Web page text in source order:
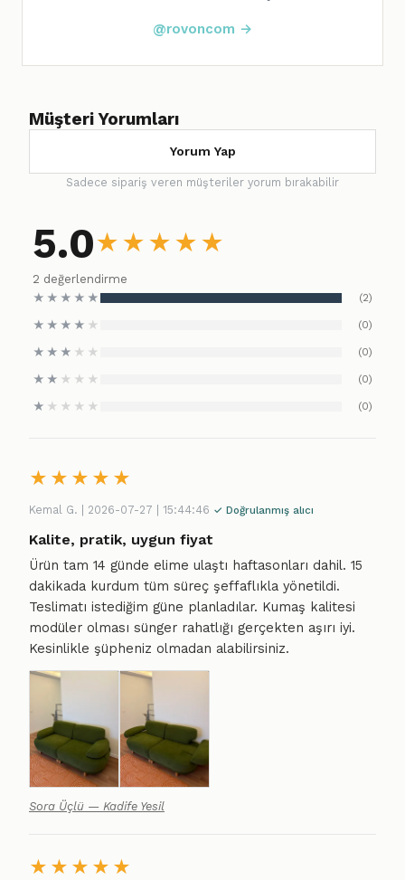
@rovoncom →
Müşteri Yorumları
Yorum Yap
Sadece sipariş veren müşteriler yorum bırakabilir
5.0★ ★ ★ ★ ★
2 değerlendirme
★ ★ ★ ★ ★ (2)
★ ★ ★ ★ ★ (0)
★ ★ ★ ★ ★ (0)
★ ★ ★ ★ ★ (0)
★ ★ ★ ★ ★ (0)
★ ★ ★ ★ ★
Kemal G. | 2026-07-27 | 15:44:46 ✓ Doğrulanmış alıcı
Kalite, pratik, uygun fiyat
Ürün tam 14 günde elime ulaştı haftasonları dahil. 15
dakikada kurdum tüm süreç şeffaflıkla yönetildi.
Teslimatı istediğim güne planladılar. Kumaş kalitesi
modüler olması sünger rahatlığı gerçekten aşırı iyi.
Kesinlikle şüpheniz olmadan alabilirsiniz.
Sora Üçlü — Kadife Yesil
★ ★ ★ ★ ★